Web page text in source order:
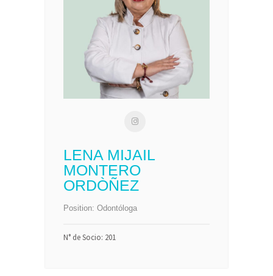
LENA MIJAIL
MONTERO
ORDÒÑEZ
Position: Odontóloga
N° de Socio: 201